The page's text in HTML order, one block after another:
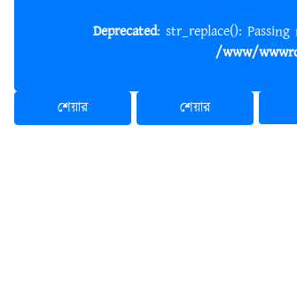
Deprecated : str_replace():
/www/
শেয়ার
শেয়ার